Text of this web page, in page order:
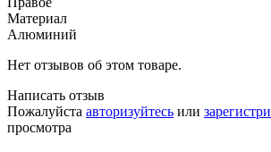
Материал
Алюминий
Нет отзывов об этом товаре.
Написать отзыв
Пожалуйста авторизуйтесь или
просмотра